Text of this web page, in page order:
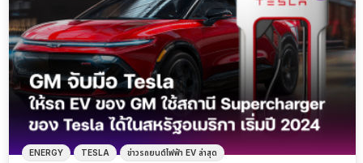
ENERGY TESLA ข่าวรถยนต์ไฟฟ้า EV ล่าสุด